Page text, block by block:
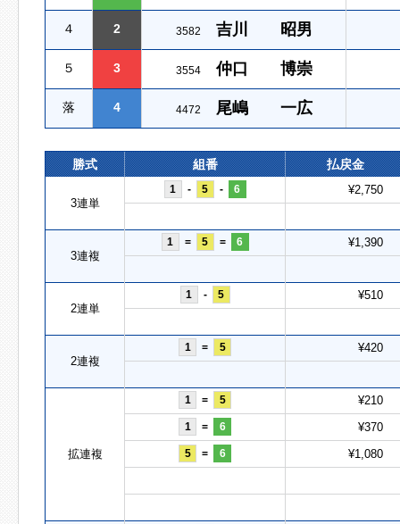
４ 2 3582 吉川 昭男
５ 3 3554 仲口 博崇
落 4 4472 尾嶋 一広
勝式 組番 払戻金
3連単
1 - 5 - 6 ¥2,750
3連複
1 = 5 = 6 ¥1,390
2連単
1 - 5 ¥510
2連複
1 = 5 ¥420
拡連複
1 = 5 ¥210
1 = 6 ¥370
5 = 6 ¥1,080